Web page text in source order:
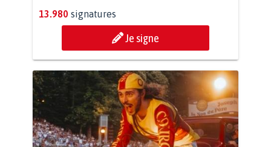
13.980 signatures
Je signe